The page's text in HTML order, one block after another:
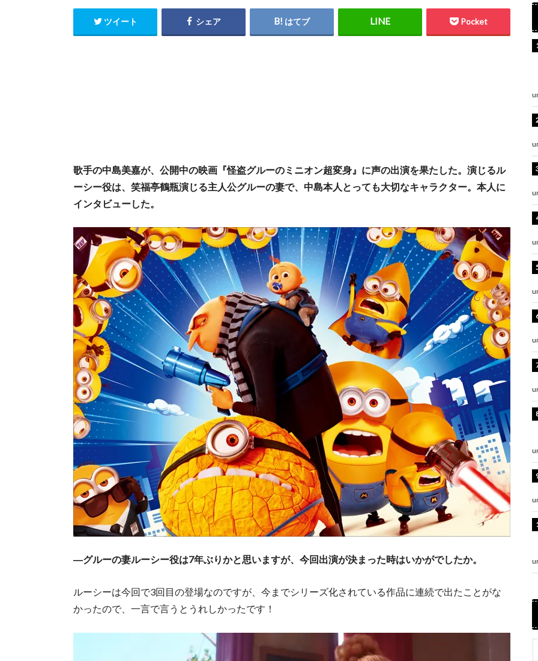
ツイート シェア はてブ Pocket
歌手の中島美嘉が、公開中の映画『怪盗グルーのミニオン超変身』に声の出演を果たした。演じるル
ーシー役は、笑福亭鶴瓶演じる主人公グルーの妻で、中島本人とっても大切なキャラクター。本人に
インタビューした。
―グルーの妻ルーシー役は7年ぶりかと思いますが、今回出演が決まった時はいかがでしたか。
ルーシーは今回で3回目の登場なのですが、今までシリーズ化されている作品に連続で出たことがな
かったので、一言で言うとうれしかったです！